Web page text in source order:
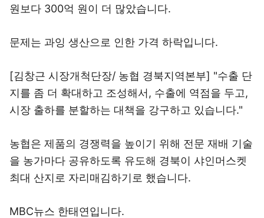
원보다 300억 원이 더 많았습니다.
문제는 과잉 생산으로 인한 가격 하락입니다.
[김창근 시장개척단장/ 농협 경북지역본부] "수출 단
지를 좀 더 확대하고 조성해서, 수출에 역점을 두고,
시장 출하를 분할하는 대책을 강구하고 있습니다."
농협은 제품의 경쟁력을 높이기 위해 전문 재배 기술
을 농가마다 공유하도록 유도해 경북이 샤인머스켓
최대 산지로 자리매김하기로 했습니다.
MBC뉴스 한태연입니다.